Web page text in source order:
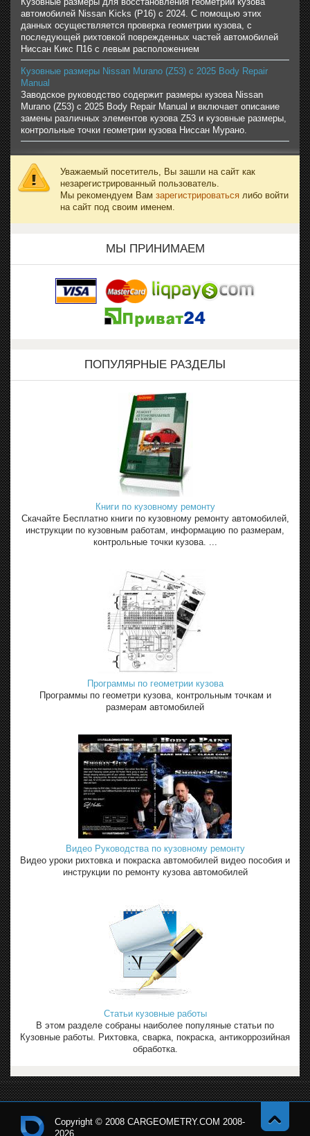
автомобилей Nissan Kicks (P16) с 2024. С помощью этих
данных осуществляется проверка геометрии кузова, с
последующей рихтовкой поврежденных частей автомобилей
Ниссан Кикс П16 с левым расположением
Кузовные размеры Nissan Murano (Z53) с 2025 Body Repair
Manual
Заводское руководство содержит размеры кузова Nissan
Murano (Z53) с 2025 Body Repair Manual и включает описание
замены различных элементов кузова Z53 и кузовные размеры,
контрольные точки геометрии кузова Ниссан Мурано.
Уважаемый посетитель, Вы зашли на сайт как
незарегистрированный пользователь.
Мы рекомендуем Вам зарегистрироваться либо войти
на сайт под своим именем.
МЫ ПРИНИМАЕМ
ПОПУЛЯРНЫЕ РАЗДЕЛЫ
Книги по кузовному ремонту
Скачайте Бесплатно книги по кузовному ремонту автомобилей,
инструкции по кузовным работам, информацию по размерам,
контрольные точки кузова. ...
Программы по геометрии кузова
Программы по геометри кузова, контрольным точкам и
размерам автомобилей
Видео Руководства по кузовному ремонту
Видео уроки рихтовка и покраска автомобилей видео пособия и
инструкции по ремонту кузова автомобилей
Статьи кузовные работы
В этом разделе собраны наиболее популяные статьи по
Кузовные работы. Рихтовка, сварка, покраска, антикоррозийная
обработка.
Copyright © 2008 CARGEOMETRY.COM 2008-
2026